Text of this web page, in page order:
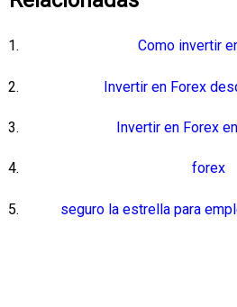
Como invertir
Invertir en Forex
Invertir en Forex
forex
seguro la estrella para